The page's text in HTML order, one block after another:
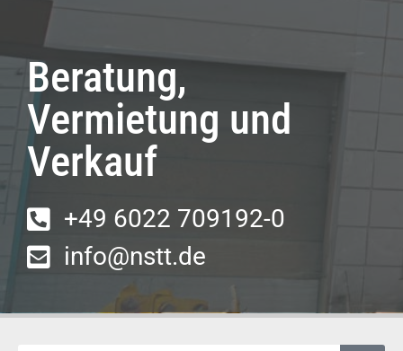
Beratung,
Vermietung und
Verkauf
+49 6022 709192-0
info@nstt.de